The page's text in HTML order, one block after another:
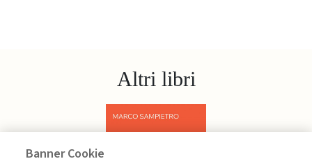
Altri libri
Previous
Banner Cookie